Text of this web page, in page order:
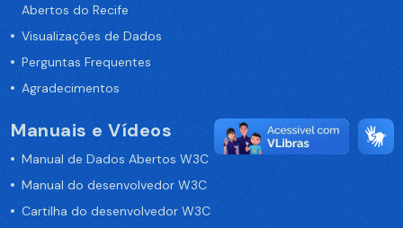
Abertos do Recife
Visualizações de Dados
Perguntas Frequentes
Agradecimentos
Manuais e Vídeos
Manual de Dados Abertos W3C
Manual do desenvolvedor W3C
Cartilha do desenvolvedor W3C